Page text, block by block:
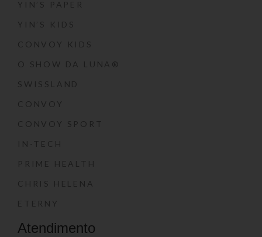
YIN’S PAPER
YIN’S KIDS
CONVOY KIDS
O SHOW DA LUNA®
SWISSLAND
CONVOY
CONVOY SPORT
IN-TECH
PRIME HEALTH
CHRIS HELENA
ETERNY
Atendimento